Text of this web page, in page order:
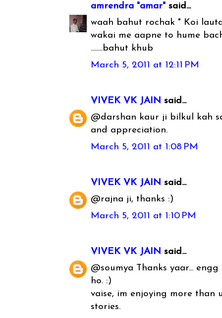
amrendra "amar" said...
waah bahut rochak " Koi
wakai me aapne to hume
........bahut khub
March 5, 2011 at 12:11 PM
VIVEK VK JAIN said...
@darshan kaur ji bilkul kah
and appreciation.
March 5, 2011 at 1:08 PM
VIVEK VK JAIN said...
@rajna ji, thanks :)
March 5, 2011 at 1:10 PM
VIVEK VK JAIN said...
@soumya Thanks yaar...
ho. :)
vaise, im enjoying more than
stories.